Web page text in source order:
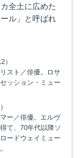
全土に広めた
ル」と呼ばれ
）
スト／俳優。ロサ
ッション・ミュー
ー／俳優。エルヴ
て、70年代以降ソ
ードウェイミュー